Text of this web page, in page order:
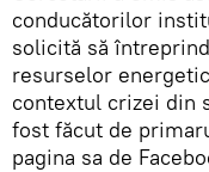
conducătorilor
solicită să
resurselor
contextul crizei din
fost făcut de
pagina sa de